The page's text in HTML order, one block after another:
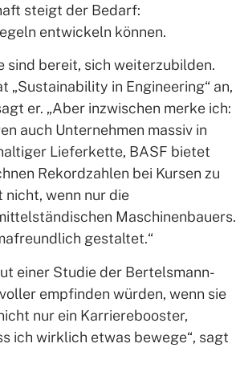
steigt der Bedarf:
entwickeln können.
sind bereit, sich weiterzubilden.
in Engineering“ an,
er. „Aber inzwischen merke ich:
auch Unternehmen massiv in
Lieferkette, BASF bietet
Rekordzahlen bei Kursen zu
wenn nur die
Maschinenbauers.
gestaltet.“
einer Studie der Bertelsmann-
empfinden würden, wenn sie
nur ein Karrierebooster,
ich wirklich etwas bewege“, sagt